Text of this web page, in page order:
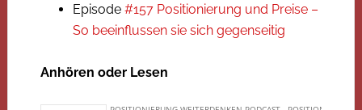
Episode #157 Positionierung und Preise –
So beeinflussen sie sich gegenseitig
Anhören oder Lesen